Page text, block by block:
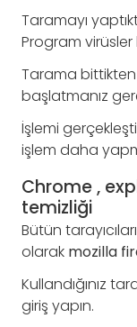
Taramayı
Program virüsler
Tarama bittikten
başlatmanız
İşlemi
işlem daha
Chrome ,
temizliği
Bütün
olarak mozilla
Kullandığınız
giriş yapın.